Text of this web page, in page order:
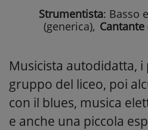
Strumentista: Basso
(generica), Cantante
Musicista autodidatta,
gruppo del liceo, poi
con il blues, musica
e anche una piccola